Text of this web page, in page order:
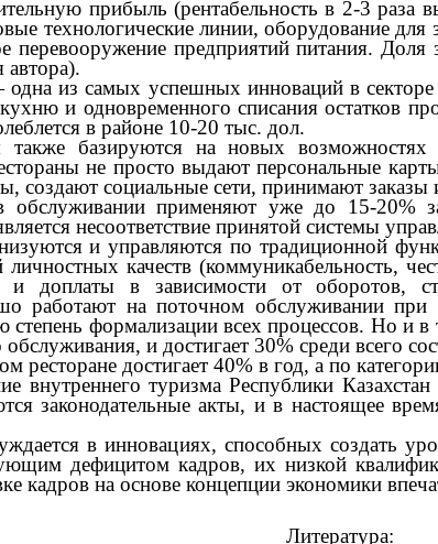
прибыль (рентабельность в 2-3 раза
технологические линии, оборудование для
перевооружение предприятий питания.
автора).
из самых успешных инноваций в
и одновременного списания остатков
в районе 10-20 тыс. дол.
базируются на новых возможностях
не просто выдают персональные
создают социальные сети, принимают заказы
применяют уже до 15-20%
несоответствие принятой системы
и управляются по традиционной
качеств (коммуникабельность,
и доплаты в зависимости от
работают на поточном обслуживании
формализации всех процессов. Но и в
и достигает 30% среди всего
ресторане достигает 40% в год, а по
туризма Республики
законодательные акты, и в настоящее
в инновациях, способных создать
дефицитом кадров, их низкой
кадров на основе концепции экономики
Литература: